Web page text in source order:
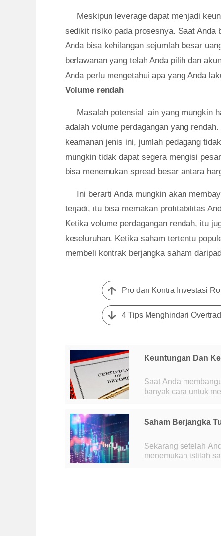
Meskipun leverage dapat menjadi
sedikit risiko pada prosesnya. Saat Anda
Anda bisa kehilangan sejumlah besar
berlawanan yang telah Anda pilih dan
Anda perlu mengetahui apa yang Anda
Volume rendah
Masalah potensial lain yang mungkin
adalah volume perdagangan yang
keamanan jenis ini, jumlah pedagang
mungkin tidak dapat segera mengisi
bisa menemukan spread besar antara
Ini berarti Anda mungkin akan
terjadi, itu bisa memakan profitabilitas
Ketika volume perdagangan rendah, itu
keseluruhan. Ketika saham tertentu
membeli kontrak berjangka saham
Pro dan Kontra Investasi
4 Tips Menghindari
Keuntungan Dan
Saat Anda
banyak cara untuk
Saham Berjangka
Sekarang setelah
menemukan istilah